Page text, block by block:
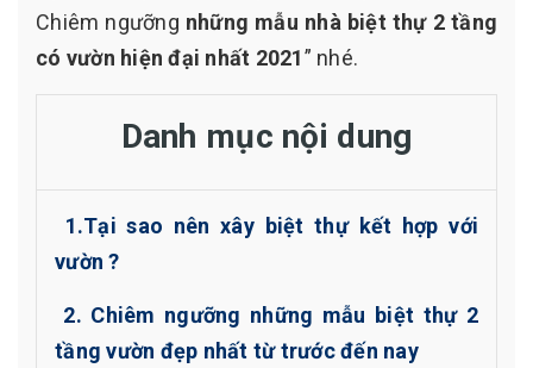
Chiêm ngưỡng những mẫu nhà biệt thự 2 tầng
có vườn hiện đại nhất 2021” nhé.
Danh mục nội dung
1.Tại sao nên xây biệt thự kết hợp với
vườn ?
2. Chiêm ngưỡng những mẫu biệt thự 2
tầng vườn đẹp nhất từ trước đến nay